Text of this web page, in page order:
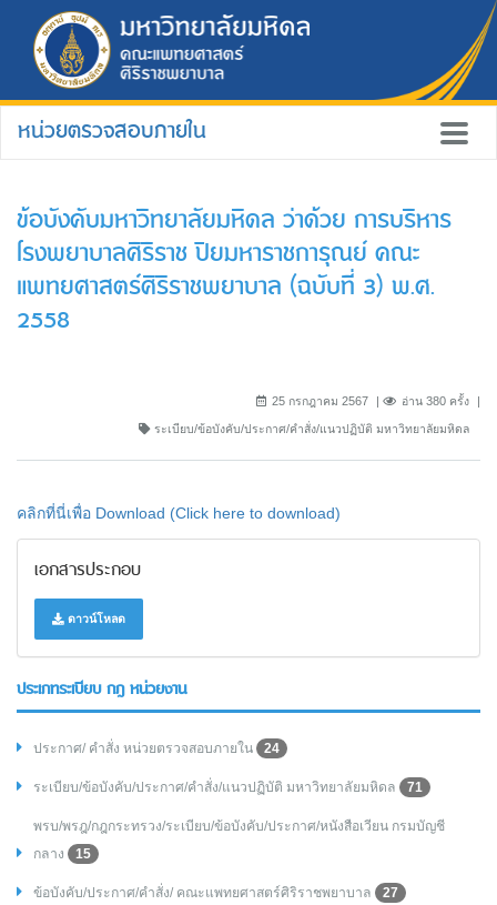
หน่วยตรวจสอบภายใน
ข้อบังคับมหาวิทยาลัยมหิดล ว่าด้วย การบริหาร
โรงพยาบาลศิริราช ปิยมหาราชการุณย์ คณะ
แพทยศาสตร์ศิริราชพยาบาล (ฉบับที่ 3) พ.ศ.
2558
25 กรกฎาคม 2567 อ่าน 380 ครั้ง
ระเบียบ/ข้อบังคับ/ประกาศ/คำสั่ง/แนวปฏิบัติ มหาวิทยาลัยมหิดล
คลิกที่นี่เพื่อ Download (Click here to download)
เอกสารประกอบ
ดาวน์โหลด
ประเภทระเบียบ กฎ หน่วยงาน
ประกาศ/ คำสั่ง หน่วยตรวจสอบภายใน 24
ระเบียบ/ข้อบังคับ/ประกาศ/คำสั่ง/แนวปฏิบัติ มหาวิทยาลัยมหิดล 71
พรบ/พรฎ/กฎกระทรวง/ระเบียบ/ข้อบังคับ/ประกาศ/หนังสือเวียน กรมบัญชี
กลาง
15
ข้อบังคับ/ประกาศ/คำสั่ง/ คณะแพทยศาสตร์ศิริราชพยาบาล 27